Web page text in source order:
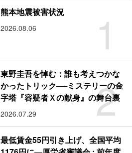
1
熊本地震被害状況
2026.08.06
2
東野圭吾を悼む：誰も考えつかな
かったトリック──ミステリーの金
字塔『容疑者Ｘの献身』の舞台裏
2026.07.29
最低賃金55円引き上げ、全国平均